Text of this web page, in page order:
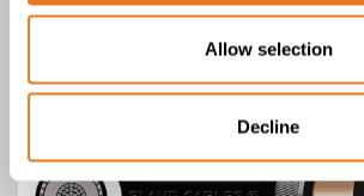
Allow selection
Decline